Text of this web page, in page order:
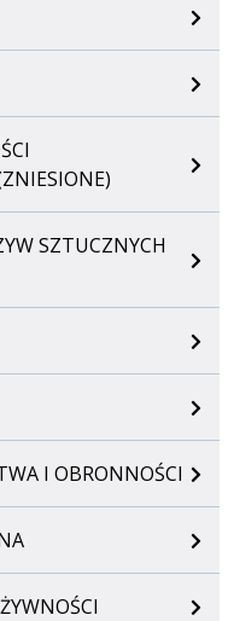
SZTUCZNYCH
I OBRONNOŚCI